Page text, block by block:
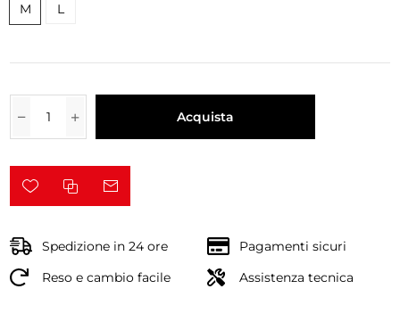
M L
Acquista
Spedizione in 24 ore
Pagamenti sicuri
Reso e cambio facile
Assistenza tecnica